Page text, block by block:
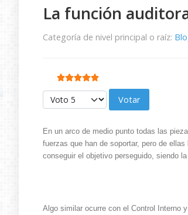
La función
Categoría de nivel principal o raíz:
Ratio:5/5
Por favor, vote
En un arco de medio punto todas las
fuerzas que han de soportar, pero de
conseguir el objetivo perseguido, siendo
Algo similar ocurre con el Control Interno